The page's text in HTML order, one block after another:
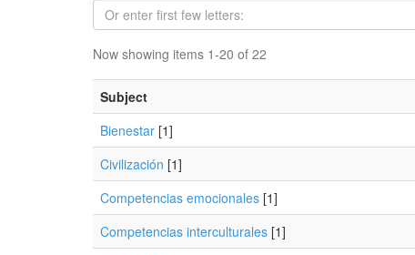
Now showing items 1-20 of 22
Subject
Bienestar [1]
Civilización [1]
Competencias emocionales [1]
Competencias interculturales [1]